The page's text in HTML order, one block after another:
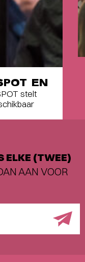
EN
stelt
ELKE (TWEE)
AAN VOOR